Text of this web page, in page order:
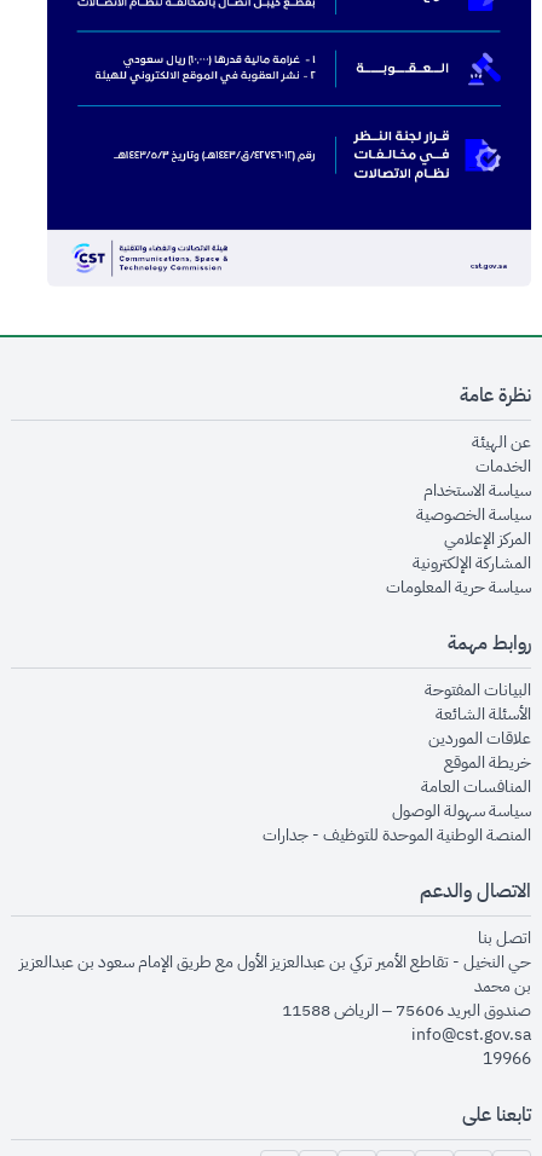
نظرة عامة
عن الهيئةopens in new window
الخدماتopens in new window
سياسة الاستخدام
سياسة الخصوصيةopens in new window
المركز الإعلاميopens in new window
المشاركة الإلكترونيةopens in new window
سياسة حرية المعلوماتopens in new window
روابط مهمة
البيانات المفتوحةopens in new window
الأسئلة الشائعةopens in new window
علاقات الموردينopens in new window
خريطة الموقعopens in new window
المنافسات العامةopens in new window
سياسة سهولة الوصولopens in new window
المنصة الوطنية الموحدة للتوظيف - جداراتopens in new window
الاتصال والدعم
اتصل بنا
حي النخيل - تقاطع الأمير تركي بن عبدالعزيز الأول مع طريق الإمام سعود بن عبدالعزيز
بن محمد
صندوق البريد 75606 – الرياض 11588
info@cst.gov.sa
19966
تابعنا على